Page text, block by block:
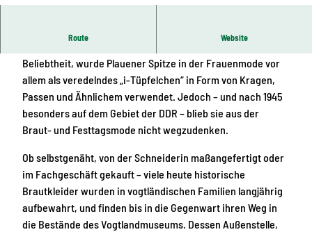
|CC-BY-ND
Route Website
Beliebtheit, wurde Plauener Spitze in der Frauenmode vor
allem als veredelndes „i-Tüpfelchen“ in Form von Kragen,
Passen und Ähnlichem verwendet. Jedoch – und nach 1945
besonders auf dem Gebiet der DDR – blieb sie aus der
Braut- und Festtagsmode nicht wegzudenken.
Ob selbstgenäht, von der Schneiderin maßangefertigt oder
im Fachgeschäft gekauft – viele heute historische
Brautkleider wurden in vogtländischen Familien langjährig
aufbewahrt, und finden bis in die Gegenwart ihren Weg in
die Bestände des Vogtlandmuseums. Dessen Außenstelle,